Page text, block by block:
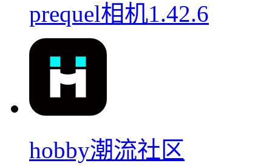
prequel相机1.42.6
hobby潮流社区